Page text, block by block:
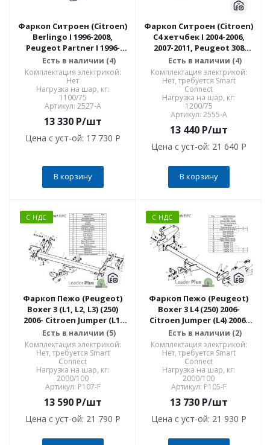
Фаркоп Ситроен (Citroen)
Berlingo I 1996-2008,
Peugeot Partner I 1996-
2008 (возможно будет
ограничен доступ к
задней двери, с
прицепом) 2527-A
Есть в наличии (4)
Комплектация электрикой:
Нет
Нагрузка на шар, кг:
1100/75
Артикул: 2527-A
13 330P/шт
Цена с уст-ой: 17 730 P
В корзину
Фаркоп Ситроен (Citroen)
C4 хетчбек I 2004-2006,
2007-2011, Peugeot 308
хетчбек 09/2007-08/2008,
10/2008-, Peugeot 307 хб
2001-5/2005, 6/2005-9/2007
2555-A
Есть в наличии (4)
Комплектация электрикой:
Нет, требуется Smart
Connect
Нагрузка на шар, кг:
1200/75
Артикул: 2555-A
13 440P/шт
Цена с уст-ой: 21 640 P
В корзину
С НДС
Фаркоп Пежо (Peugeot)
Boxer 3 (L1, L2, L3) (250)
2006- Citroen Jumper (L1,
L2, L3) 2006- P107-F P107-F
Есть в наличии (5)
Комплектация электрикой:
Нет, требуется Smart
Connect
Нагрузка на шар, кг:
2000/100
Артикул: P107-F
13 590P/шт
Цена с уст-ой: 21 790 P
С НДС
Фаркоп Пежо (Peugeot)
Boxer 3 L4 (250) 2006-
Citroen Jumper (L4) 2006-
P105-F
Есть в наличии (2)
Комплектация электрикой:
Нет, требуется Smart
Connect
Нагрузка на шар, кг:
2000/100
Артикул: P105-F
13 730P/шт
Цена с уст-ой: 21 930 P